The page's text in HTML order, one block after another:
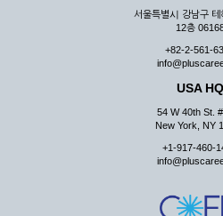
서울특별시 강남구
12층
+82-2-561-
USA HQ
54 W 40th St.
New York, NY
+1-917-460-